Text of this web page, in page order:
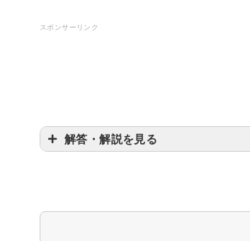
スポンサーリンク
解答・解説を見る